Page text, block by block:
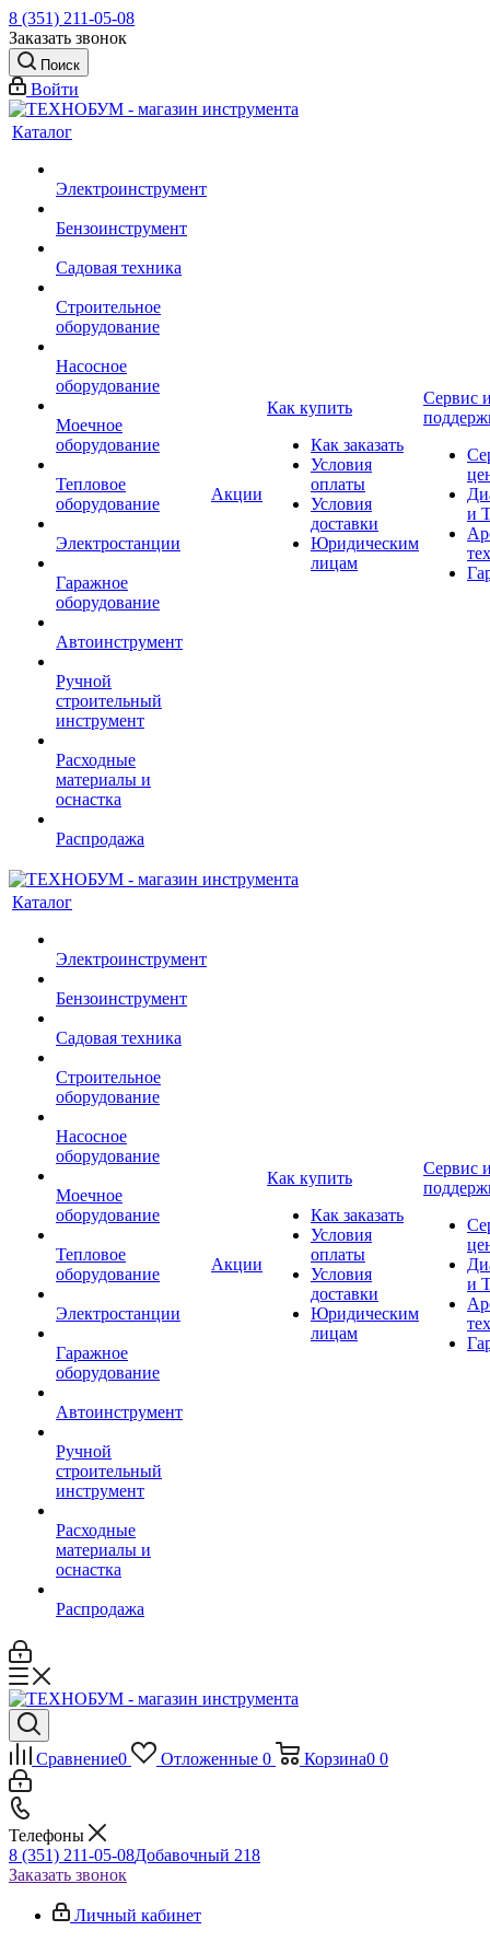
8 (351) 211-05-08
Заказать звонок
Поиск
Войти
Каталог
Электроинструмент
Бензоинструмент
Садовая техника
Строительное
оборудование
Насосное
оборудование
Моечное
оборудование
Тепловое
оборудование
Электростанции
Гаражное
оборудование
Автоинструмент
Ручной
строительный
инструмент
Расходные
материалы и
оснастка
Распродажа
Акции
Как купить
Как заказать
Условия
оплаты
Условия
доставки
Юридическим
лицам
Сервис
и
Каталог
Электроинструмент
Бензоинструмент
Садовая техника
Строительное
оборудование
Насосное
оборудование
Моечное
оборудование
Тепловое
оборудование
Электростанции
Гаражное
оборудование
Автоинструмент
Ручной
строительный
инструмент
Расходные
материалы и
оснастка
Распродажа
Акции
Как купить
Как заказать
Условия
оплаты
Условия
доставки
Юридическим
лицам
Сервис
и
Сравнение0 Отложенные 0 Корзина0 0
Телефоны
8 (351) 211-05-08Добавочный 218
Заказать звонок
Личный кабинет